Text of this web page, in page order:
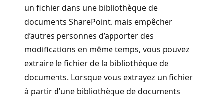
un fichier dans une bibliothèque de
documents SharePoint, mais empêcher
d’autres personnes d’apporter des
modifications en même temps, vous pouvez
extraire le fichier de la bibliothèque de
documents. Lorsque vous extrayez un fichier
à partir d’une bibliothèque de documents